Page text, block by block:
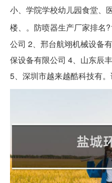
小、学院学校幼儿园食堂、
楼、。防喷器生产厂家排名?1
公司 2、邢台航翊机械设备
保设备有限公司 4、山东辰
5、深圳市越来越酷科技有